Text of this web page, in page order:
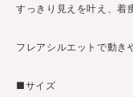
すっきり見えを叶え、着
フレアシルエットで動
■サイズ